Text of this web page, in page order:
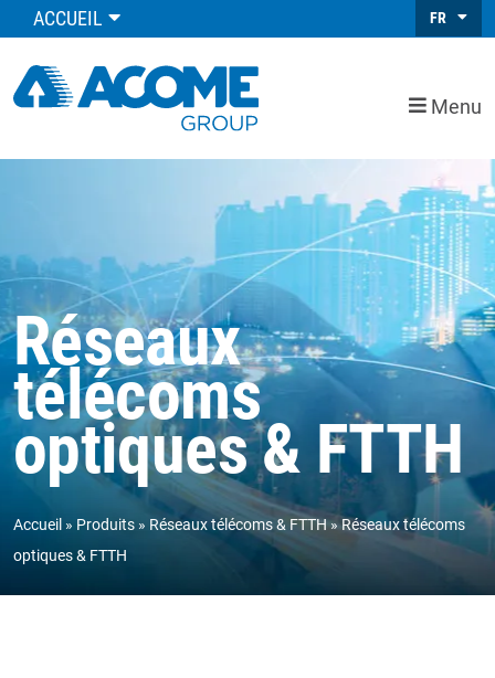
ACCUEIL FR
Menu
Réseaux
télécoms
optiques & FTTH
Accueil Produits Réseaux télécoms & FTTH
Réseaux télécoms
optiques & FTTH